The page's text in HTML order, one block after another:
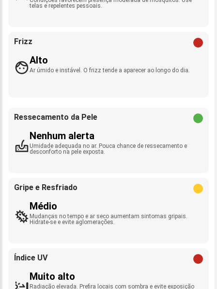
telas e repelentes pessoais.
Frizz
Alto
Ar úmido e instável. O frizz tende a aparecer ao longo do dia.
Ressecamento da Pele
Nenhum alerta
Umidade adequada no ar. Pouca chance de ressecamento e
desconforto na pele exposta.
Gripe e Resfriado
Médio
Mudanças no tempo e ar seco aumentam sintomas gripais.
Hidrate-se e evite aglomerações.
Índice UV
Muito alto
Radiação elevada. Prefira locais com sombra e evite exposição